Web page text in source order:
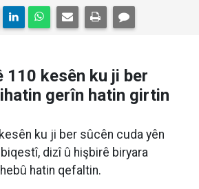
110 kesên ku ji ber
gerîn hatin girtin
ku ji ber sûcên cuda yên
dizî û hişbirê biryara
hatin qefaltin.